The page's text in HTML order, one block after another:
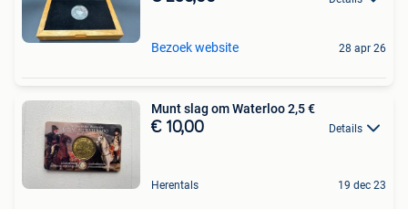
Bezoek website 28 apr 26
Munt slag om Waterloo 2,5 €
€ 10,00 Details
Herentals 19 dec 23